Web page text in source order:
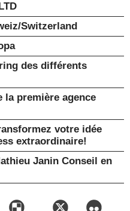
Switzerland
des différents
la première agence
votre idée
extraordinaire!
Janin Conseil en